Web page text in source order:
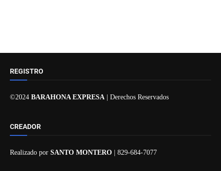
REGISTRO
©2024 BARAHONA EXPRESA | Derechos Reservados
CREADOR
Realizado por SANTO MONTERO | 829-684-7077